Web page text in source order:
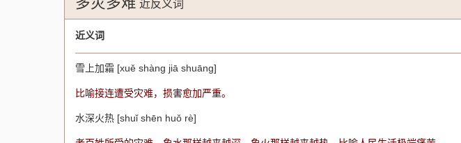
近反义词
近义词
雪上加霜 [xuě shàng jiā shuāng]
比喻接连遭受灾难，损害愈加严重。
水深火热 [shuǐ shēn huǒ rè]